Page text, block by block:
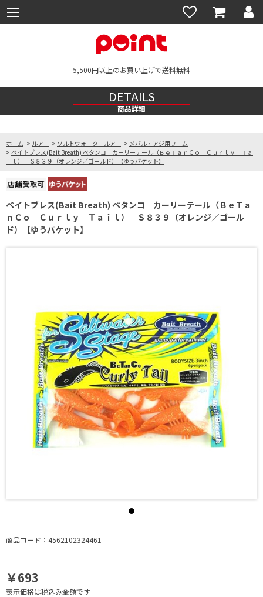
5,500円以上のお買い上げで送料無料
DETAILS
商品詳細
ホーム > ルアー > ソルトウォータールアー > メバル・アジ用ワーム
> ベイトブレス(Bait Breath) ベタンコ カーリーテール（ＢｅＴａｎＣｏ Ｃｕｒｌｙ Ｔａ
ｉｌ） Ｓ８３９（オレンジ／ゴールド）【ゆうパケット】
ベイトブレス(Bait Breath) ベタンコ カーリーテール（ＢｅＴａ
ｎＣｏ Ｃｕｒｌｙ Ｔａｉｌ） Ｓ８３９（オレンジ／ゴール
ド）【ゆうパケット】
商品コード：4562102324461
￥693
表示価格は税込み金額です